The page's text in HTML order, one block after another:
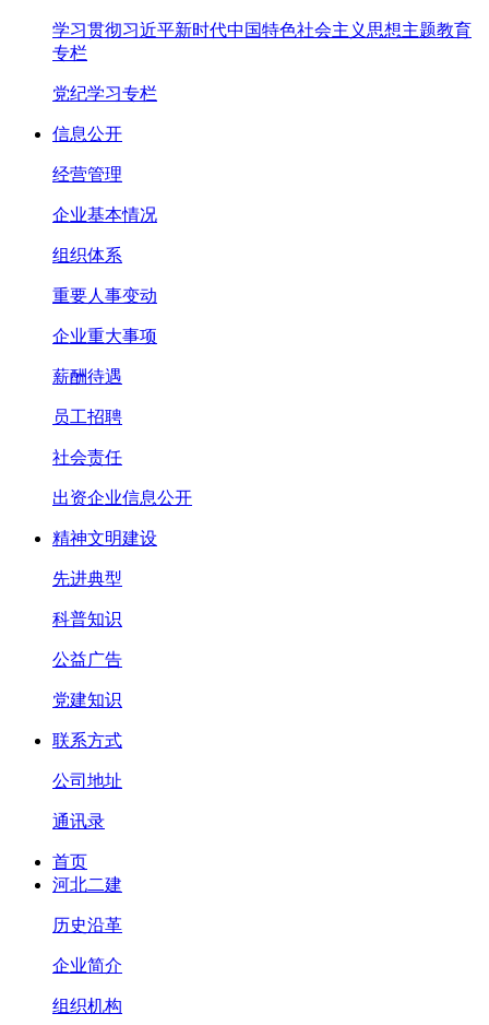
学习贯彻习近平新时代中国特色社会主义思想主题教育
专栏
党纪学习专栏
信息公开
经营管理
企业基本情况
组织体系
重要人事变动
企业重大事项
薪酬待遇
员工招聘
社会责任
出资企业信息公开
精神文明建设
先进典型
科普知识
公益广告
党建知识
联系方式
公司地址
通讯录
首页
河北二建
历史沿革
企业简介
组织机构